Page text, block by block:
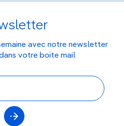
avec notre newsletter
votre boite mail